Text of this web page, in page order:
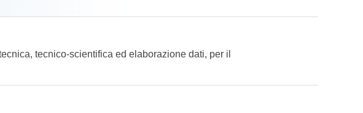
tecnico-scientifica ed elaborazione dati, per il